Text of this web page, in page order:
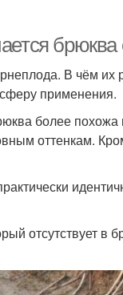
брюква
В чём их
применения.
более похожа
оттенкам.
отсутствует в